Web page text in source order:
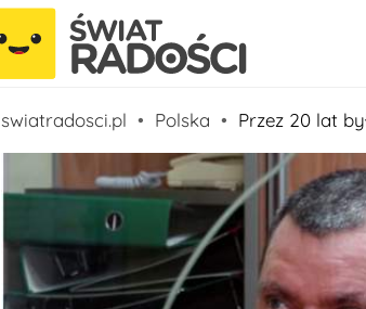
swiatradosci.pl Polska Przez 20 lat